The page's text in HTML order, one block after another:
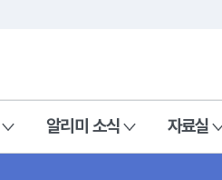
알리미 소식 자료실